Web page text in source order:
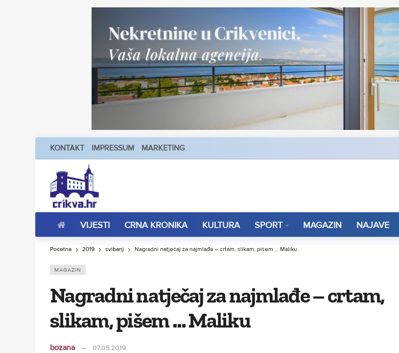
KONTAKT IMPRESSUM MARKETING
VIJESTI CRNA KRONIKA KULTURA SPORT MAGAZIN NAJAVE
Početna 2019 svibanj Nagradni natječaj za najmlađe – crtam, slikam, pišem … Maliku
MAGAZIN
Nagradni natječaj za najmlađe – crtam,
slikam, pišem … Maliku
bozana 07.05.2019